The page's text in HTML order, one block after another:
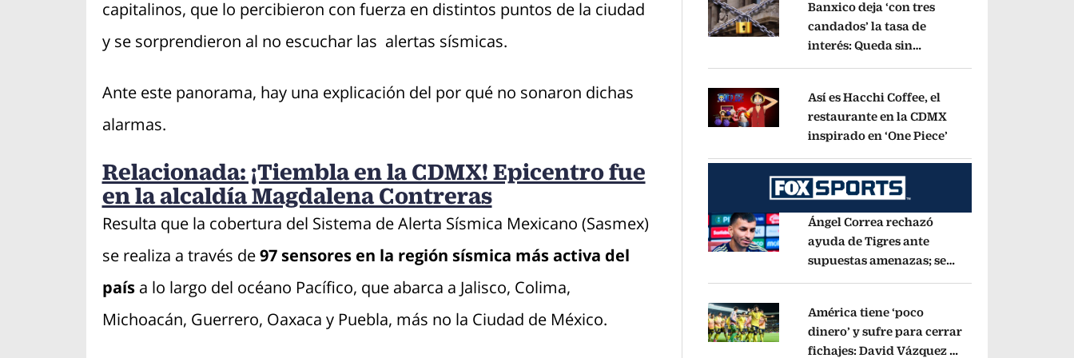
capitalinos, que lo percibieron con fuerza en distintos puntos de la ciudad
y se sorprendieron al no escuchar las alertas sísmicas.
Ante este panorama, hay una explicación del por qué no sonaron dichas
alarmas.
Relacionada: ¡Tiembla en la CDMX! Epicentro fue
en la alcaldía Magdalena Contreras
Resulta que la cobertura del Sistema de Alerta Sísmica Mexicano (Sasmex)
se realiza a través de97 sensores en la región sísmica más activa del
paísa lo largo del océano Pacífico, que abarca a Jalisco, Colima,
Michoacán, Guerrero, Oaxaca y Puebla, más no la Ciudad de México.
Opens in new window
Banxico deja ‘con tres
candados’ la tasa de
interés: Queda sin
Opens in new window
Así es Hacchi Coffee, el
restaurante en la CDMX
inspirado en ‘One Piece’
Opens in new window
Ángel Correa rechazó
ayuda de Tigres ante
supuestas amenazas; se
Opens in new window
América tiene ‘poco
dinero’ y sufre para cerrar
fichajes: David Vázquez se